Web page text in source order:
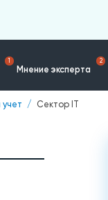
1
Мнение эксперта
2
Сектор IT